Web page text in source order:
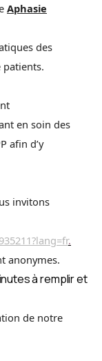
Aphasie
des
en soin des
afin d’y
invitons
.
anonymes.
à remplir et
de notre